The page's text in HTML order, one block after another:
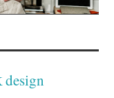
design